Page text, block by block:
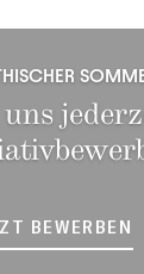
BEWERBEN